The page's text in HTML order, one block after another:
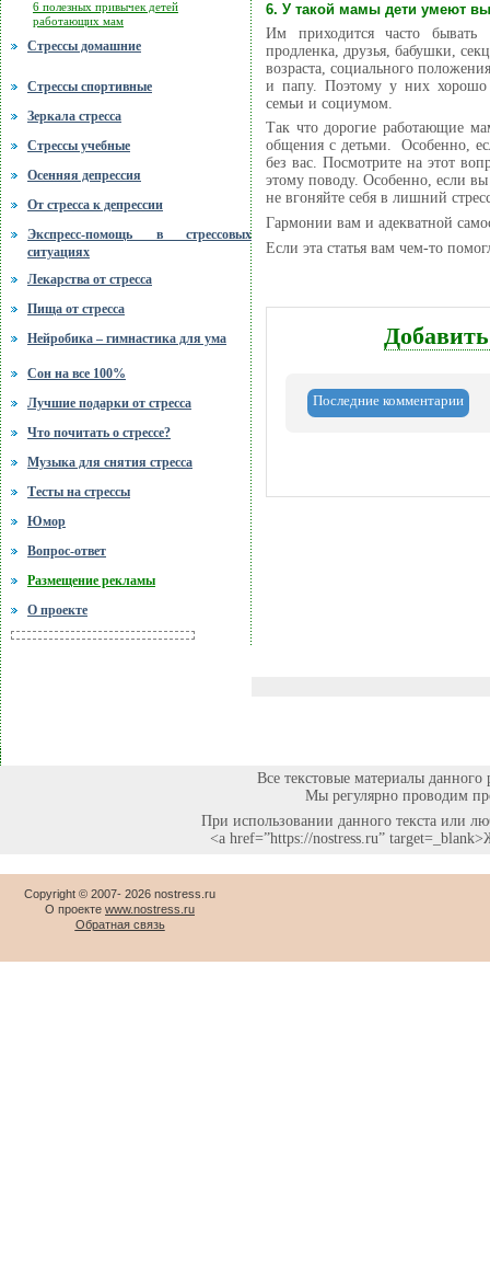
6 полезных привычек детей
работающих мам
Стрессы домашние
Стрессы спортивные
Зеркала стресса
Стрессы учебные
Осенняя депрессия
От стресса к депрессии
Экспресс-помощь в стрессовых
ситуациях
Лекарства от стресса
Пища от стресса
Нейробика – гимнастика для ума
Сон на все 100%
Лучшие подарки от стресса
Что почитать о стрессе?
Музыка для снятия стресса
Тесты на стрессы
Юмор
Вопрос-ответ
Размещение рекламы
О проекте
6. У такой мамы дети умеют
Им приходится часто
продленка, друзья, бабушки,
возраста, социального
и папу. Поэтому у них хорошо
семьи и социумом.
Так что дорогие работающие
общения с детьми. Особенно,
без вас. Посмотрите на этот
этому поводу. Особенно, если
не вгоняйте себя в лишний
Гармонии вам и адекватной
Если эта статья вам чем-то
Последние комментарии
Все текстовые материалы данного
Мы регулярно проводим
При использовании данного текста или
<a href=”https://nostress.ru”
Copyright © 2007- 2026 nostress.ru
О проекте www.nostress.ru
Обратная связь